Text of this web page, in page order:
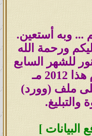
... وبه أستعين.
ورحمة الله
للشهر السابع
مـ
ملف (وورد)
والتبليغ.
البيانات ]